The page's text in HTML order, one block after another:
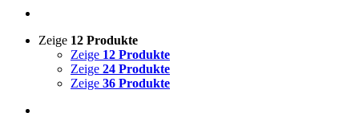
Zeige 12 Produkte
Zeige 12 Produkte
Zeige 24 Produkte
Zeige 36 Produkte